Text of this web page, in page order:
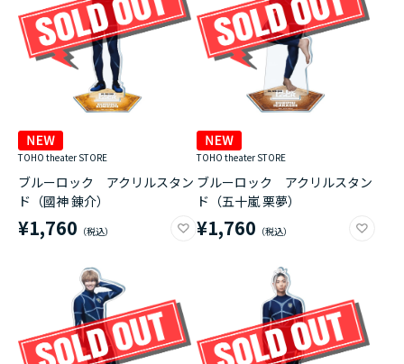
TOHO theater STORE
ブルーロック アクリルスタン
ド（國神 錬介）
¥1,760
TOHO theater STORE
ブルーロック アクリルスタン
ド（五十嵐 栗夢）
¥1,760